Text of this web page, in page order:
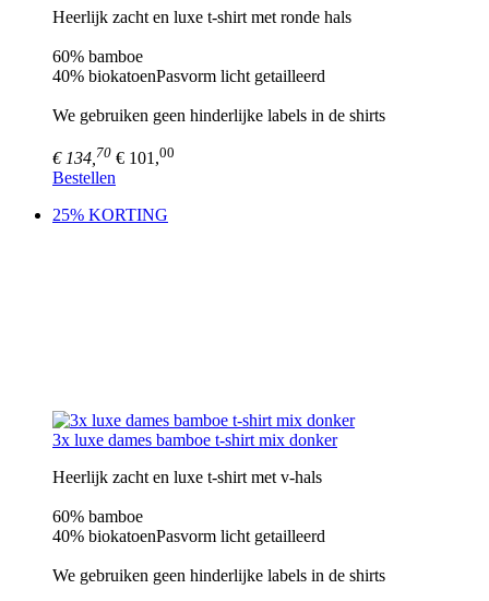
Heerlijk zacht en luxe t-shirt met ronde hals
60% bamboe
40% biokatoenPasvorm licht getailleerd
We gebruiken geen hinderlijke labels in de shirts
€ 134, 70 € 101,00
Bestellen
25% KORTING
3x luxe dames bamboe t-shirt mix donker
Heerlijk zacht en luxe t-shirt met v-hals
60% bamboe
40% biokatoenPasvorm licht getailleerd
We gebruiken geen hinderlijke labels in de shirts